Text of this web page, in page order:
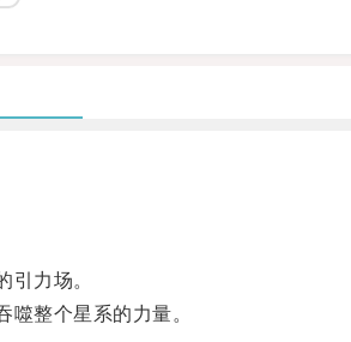
力场。
整个星系的力量。